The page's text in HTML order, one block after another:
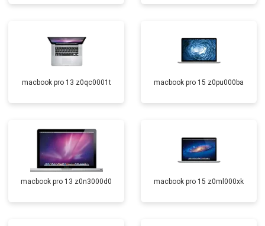
macbook pro 13 z0qc0001t macbook pro 15 z0pu000ba
macbook pro 13 z0n3000d0 macbook pro 15 z0ml000xk